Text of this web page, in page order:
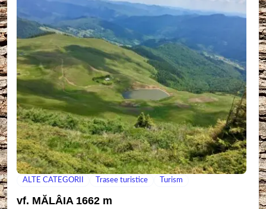
ALTE CATEGORII Trasee turistice Turism
vf. MĂLÂIA 1662 m